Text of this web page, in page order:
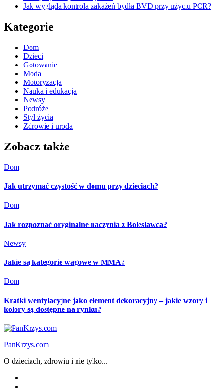
Jak wygląda kontrola zakażeń bydła BVD przy użyciu PCR?
Kategorie
Dom
Dzieci
Gotowanie
Moda
Motoryzacja
Nauka i edukacja
Newsy
Podróże
Styl życia
Zdrowie i uroda
Zobacz także
Dom
Jak utrzymać czystość w domu przy dzieciach?
Dom
Jak rozpoznać oryginalne naczynia z Bolesławca?
Newsy
Jakie są kategorie wagowe w MMA?
Dom
Kratki wentylacyjne jako element dekoracyjny – jakie wzory i
kolory są dostępne na rynku?
PanKrzys.com
O dzieciach, zdrowiu i nie tylko...